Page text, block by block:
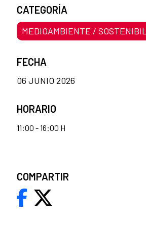
CATEGORÍA
MEDIOAMBIENTE /
FECHA
06 JUNIO 2026
HORARIO
11:00 - 16:00 H
COMPARTIR